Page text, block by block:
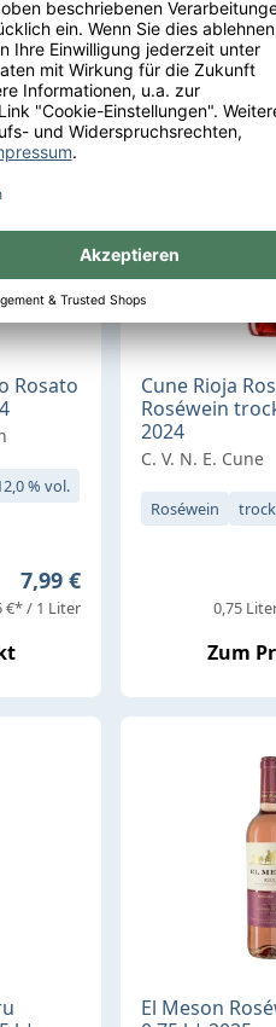
Zum
Rosato
% vol.
Regulärer Preis:
7,99 €
€* / 1 Liter
Cune Rioja
Roséwein
2024
C. V. N. E. Cune
Roséwein
0,75 Liter
Zum
El Meson